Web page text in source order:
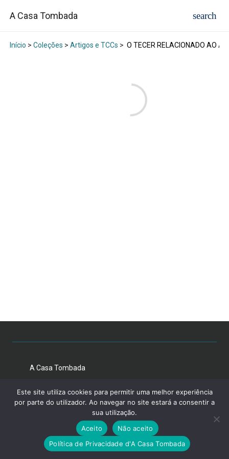
A Casa Tombada
Início > Coleções > Artigos e TCCs > O TECER RELACIONADO AO
A Casa Tombada
Este site utiliza cookies para permitir uma melhor experiência
por parte do utilizador. Ao navegar no site estará a consentir a
sua utilização.
Aceito
Não aceito
Política de Privacidade d'A Casa Tombada